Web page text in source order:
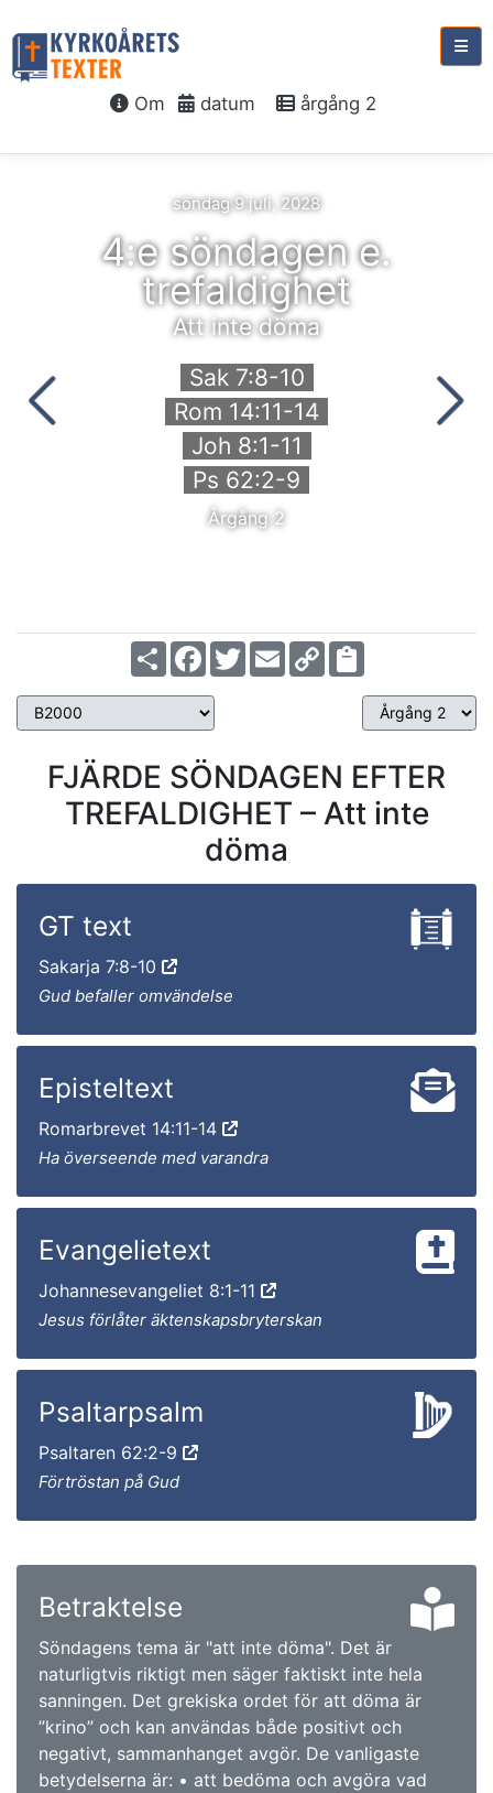
Om datum årgång 2
söndag 9 juli, 2028
4:e söndagen e.
trefaldighet
Att inte döma
Sak 7:8-10
Rom 14:11-14
Joh 8:1-11
Ps 62:2-9
Årgång 2
ShareFacebook
TwitterEmailCopy
Link
FJÄRDE SÖNDAGEN EFTER
TREFALDIGHET – Att inte
döma
GT text
Sakarja 7:8-10
Gud befaller omvändelse
Episteltext
Romarbrevet 14:11-14
Ha överseende med varandra
Evangelietext
Johannesevangeliet 8:1-11
Jesus förlåter äktenskapsbryterskan
Psaltarpsalm
Psaltaren 62:2-9
Förtröstan på Gud
Betraktelse
Söndagens tema är "att inte döma". Det är
naturligtvis riktigt men säger faktiskt inte hela
sanningen. Det grekiska ordet för att döma är
”krino” och kan användas både positivt och
negativt, sammanhanget avgör. De vanligaste
betydelserna är: • att bedöma och avgöra vad